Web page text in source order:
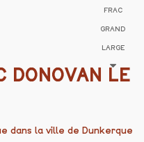
FRAC
GRAND
LARGE
DONOVAN LE
dans la ville de Dunkerque